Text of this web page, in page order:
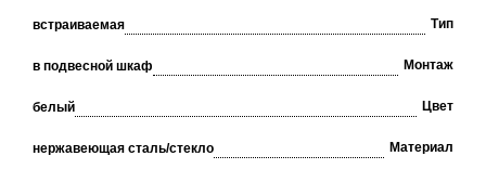
встраиваемая Тип
в подвесной шкаф Монтаж
белый Цвет
нержавеющая сталь/стекло Материал